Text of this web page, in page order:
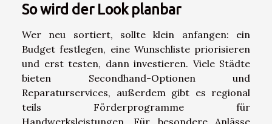
So wird der Look planbar
Wer neu sortiert, sollte klein anfangen: ein
Budget festlegen, eine Wunschliste priorisieren
und erst testen, dann investieren. Viele Städte
bieten Secondhand-Optionen und
Reparaturservices, außerdem gibt es regional
teils Förderprogramme für
Handwerksleistungen. Für besondere Anlässe